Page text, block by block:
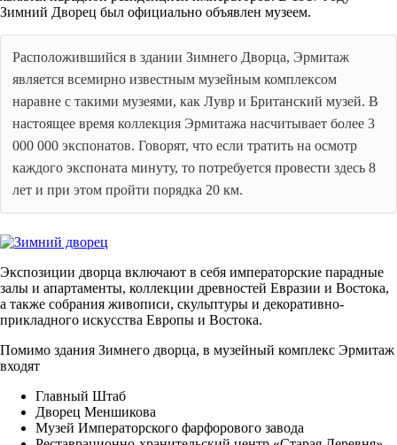
Зимний Дворец был официально объявлен музеем.
Расположившийся в здании Зимнего Дворца, Эрмитаж
является всемирно известным музейным комплексом
наравне с такими музеями, как Лувр и Британский музей. В
настоящее время коллекция Эрмитажа насчитывает более 3
000 000 экспонатов. Говорят, что если тратить на осмотр
каждого экспоната минуту, то потребуется провести здесь 8
лет и при этом пройти порядка 20 км.
Экспозиции дворца включают в себя императорские парадные
залы и апартаменты, коллекции древностей Евразии и Востока,
а также собрания живописи, скульптуры и декоративно-
прикладного искусства Европы и Востока.
Помимо здания Зимнего дворца, в музейный комплекс Эрмитаж
входят
Главный Штаб
Дворец Меншикова
Музей Императорского фарфорового завода